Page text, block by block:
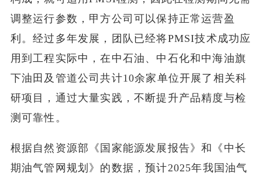
调整运行参数，甲方公司可以保持正常运营盈
利。经过多年发展，团队已经将PMSI技术成功应
用到工程实际中，在中石油、中石化和中海油旗
下油田及管道公司共计10余家单位开展了相关科
研项目，通过大量实践，不断提升产品精度与检
测可靠性。
根据自然资源部《国家能源发展报告》和《中长
期油气管网规划》的数据，预计2025年我国油气